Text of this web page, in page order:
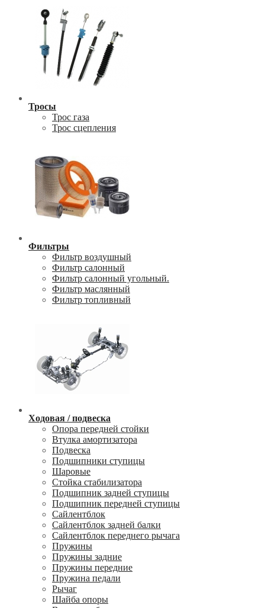
Тросы
Трос газа
Трос сцепления
Фильтры
Фильтр воздушный
Фильтр салонный
Фильтр салонный угольный.
Фильтр маслянный
Фильтр топливный
Ходовая / подвеска
Опора передней стойки
Втулка амортизатора
Подвеска
Подшипники ступицы
Шаровые
Стойка стабилизатора
Подшипник задней ступицы
Подшипник передней ступицы
Сайлентблок
Сайлентблок задней балки
Сайлентблок переднего рычага
Пружины
Пружины задние
Пружины передние
Пружина педали
Рычаг
Шайба опоры